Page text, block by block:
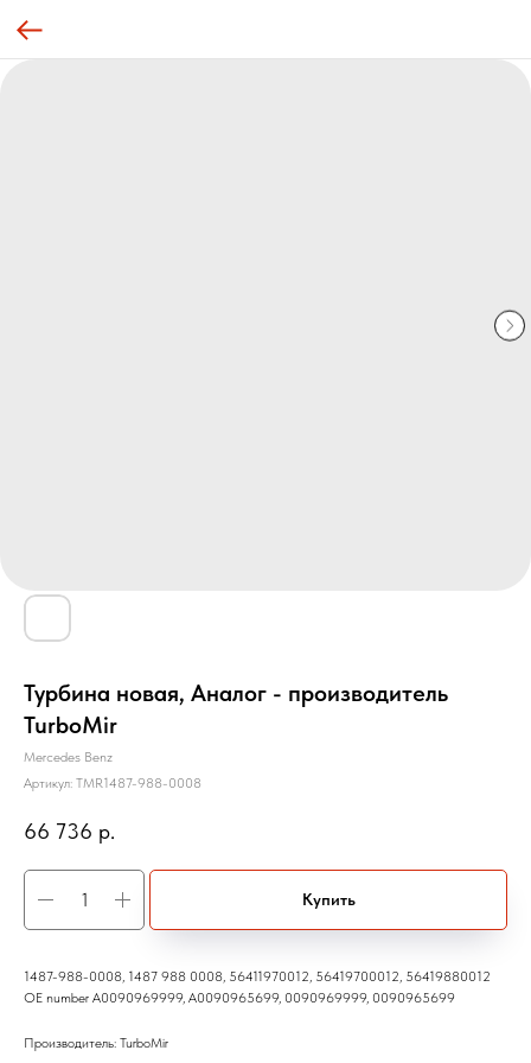
Турбина новая, Аналог - производитель
TurboMir
Mercedes Benz
Артикул: TMR1487-988-0008
66 736 р.
Купить
1487-988-0008, 1487 988 0008, 56411970012, 56419700012, 56419880012
OE number A0090969999, A0090965699, 0090969999, 0090965699
Производитель: TurboMir